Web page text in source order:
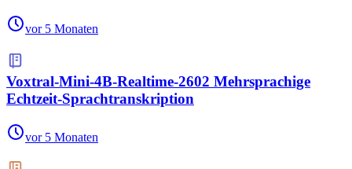
vor 5 Monaten
Voxtral-Mini-4B-Realtime-2602 Mehrsprachige
Echtzeit-Sprachtranskription
vor 5 Monaten